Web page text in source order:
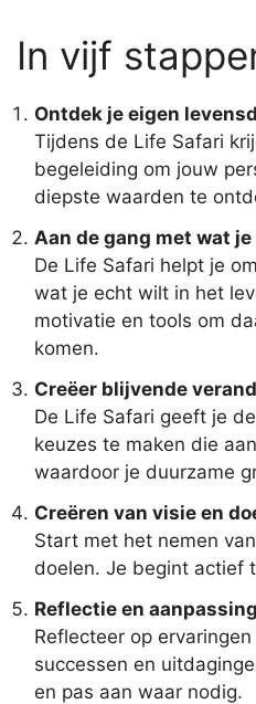
In vijf
Ontdek je eigen
Tijdens de Life Safari
begeleiding om jouw
diepste waarden te
Aan de gang met wat
De Life Safari helpt je
wat je echt wilt in het
motivatie en tools om
komen.
Creëer blijvende
De Life Safari geeft je
keuzes te maken die
waardoor je duurzame
Creëren van visie en
Start met het nemen
doelen. Je begint actief
Reflectie en aanpassing
Reflecteer op
successen en
en pas aan waar nodig.